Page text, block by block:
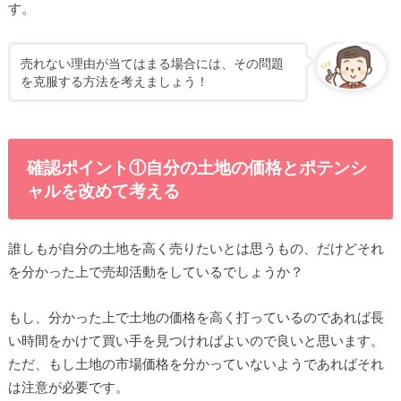
す。
売れない理由が当てはまる場合には、その問題
を克服する方法を考えましょう！
確認ポイント①自分の土地の価格とポテンシ
ャルを改めて考える
誰しもが自分の土地を高く売りたいとは思うもの、だけどそれ
を分かった上で売却活動をしているでしょうか？
もし、分かった上で土地の価格を高く打っているのであれば長
い時間をかけて買い手を見つければよいので良いと思います。
ただ、もし土地の市場価格を分かっていないようであればそれ
は注意が必要です。